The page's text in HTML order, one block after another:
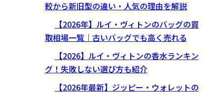
較から新旧型の違い・人気の理由を解説
【2026年】ルイ・ヴィトンのバッグの買
取相場一覧｜古いバッグでも高く売れる
【2026】ルイ・ヴィトンの香水ランキン
グ！失敗しない選び方も紹介
【2026年最新】ジッピー・ウォレットの